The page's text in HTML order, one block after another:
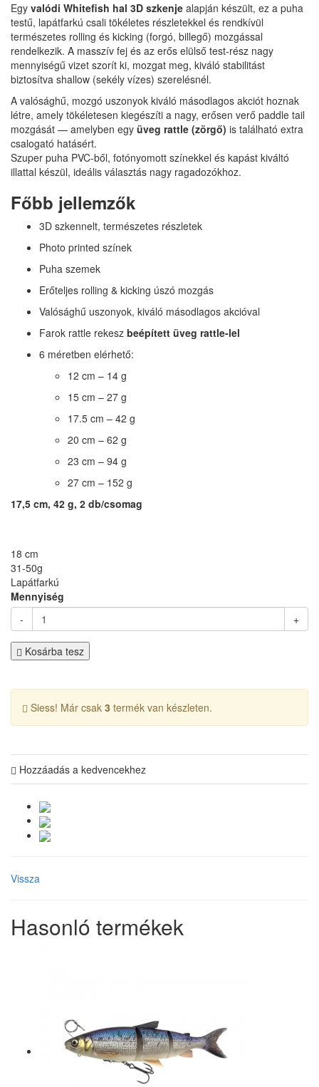
Egy valódi Whitefish hal 3D szkenje alapján készült, ez a puha
testű, lapátfarkú csali tökéletes részletekkel és rendkívül
természetes rolling és kicking (forgó, billegő) mozgással
rendelkezik. A masszív fej és az erős elülső test-rész nagy
mennyiségű vizet szorít ki, mozgat meg, kiváló stabilitást
biztosítva shallow (sekély vízes) szerelésnél.
A valósághű, mozgó uszonyok kiváló másodlagos akciót hoznak
létre, amely tökéletesen kiegészíti a nagy, erősen verő paddle tail
mozgását — amelyben egy üveg rattle (zörgő) is található extra
csalogató hatásért.
Szuper puha PVC-ből, fotónyomott színekkel és kapást kiváltó
illattal készül, ideális választás nagy ragadozókhoz.
Főbb jellemzők
3D szkennelt, természetes részletek
Photo printed színek
Puha szemek
Erőteljes rolling & kicking úszó mozgás
Valósághű uszonyok, kiváló másodlagos akcióval
Farok rattle rekesz beépített üveg rattle-lel
6 méretben elérhető:
12 cm – 14 g
15 cm – 27 g
17.5 cm – 42 g
20 cm – 62 g
23 cm – 94 g
27 cm – 152 g
17,5 cm, 42 g, 2 db/csomag
18 cm
31-50g
Lapátfarkú
Mennyiség
-
+
Kosárba tesz
Siess! Már csak 3 termék van készleten.
Hozzáadás a kedvencekhez
Vissza
Hasonló termékek